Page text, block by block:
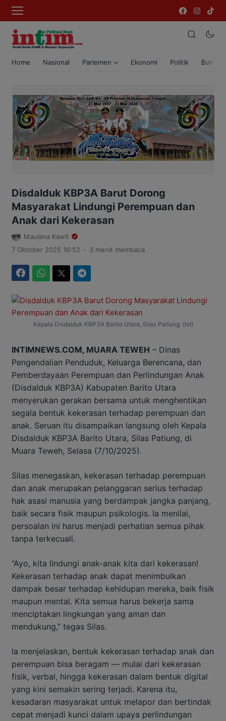
Home Nasional Parlemen Ekonomi Politik Bumi
Disdalduk KBP3A Barut Dorong
Masyarakat Lindungi Perempuan dan
Anak dari Kekerasan
Maulana Kawit
7 Oktober 2025 16:52 . 3 menit membaca
Kepala Disdalduk KBP3A Barito Utara, Silas Patiung. (Ist)
INTIMNEWS.COM, MUARA TEWEH – Dinas
Pengendalian Penduduk, Keluarga Berencana, dan
Pemberdayaan Perempuan dan Perlindungan Anak
(Disdalduk KBP3A) Kabupaten Barito Utara
menyerukan gerakan bersama untuk menghentikan
segala bentuk kekerasan terhadap perempuan dan
anak. Seruan itu disampaikan langsung oleh Kepala
Disdalduk KBP3A Barito Utara, Silas Patiung, di
Muara Teweh, Selasa (7/10/2025).
Silas menegaskan, kekerasan terhadap perempuan
dan anak merupakan pelanggaran serius terhadap
hak asasi manusia yang berdampak jangka panjang,
baik secara fisik maupun psikologis. Ia menilai,
persoalan ini harus menjadi perhatian semua pihak
tanpa terkecuali.
“Ayo, kita lindungi anak-anak kita dari kekerasan!
Kekerasan terhadap anak dapat menimbulkan
dampak besar terhadap kehidupan mereka, baik fisik
maupun mental. Kita semua harus bekerja sama
menciptakan lingkungan yang aman dan
mendukung,” tegas Silas.
Ia menjelaskan, bentuk kekerasan terhadap anak dan
perempuan bisa beragam — mulai dari kekerasan
fisik, verbal, hingga kekerasan dalam bentuk digital
yang kini semakin sering terjadi. Karena itu,
kesadaran masyarakat untuk melapor dan bertindak
cepat menjadi kunci dalam upaya perlindungan